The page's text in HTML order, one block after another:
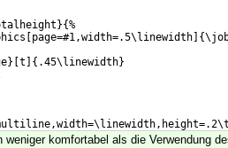
weniger komfortabel als die Verwendung